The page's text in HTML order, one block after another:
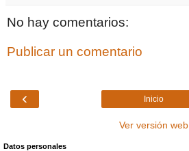
No hay comentarios:
Publicar un comentario
‹ Inicio
Ver versión web
Datos personales